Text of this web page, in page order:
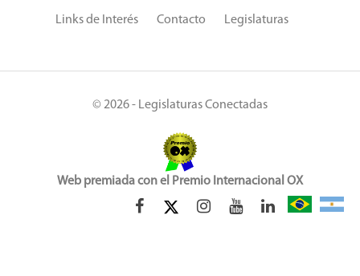
Links de Interés Contacto Legislaturas
© 2026 - Legislaturas Conectadas
Web premiada con el Premio Internacional OX